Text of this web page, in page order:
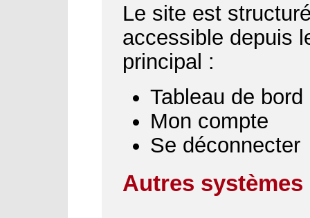
Le site est
accessible depuis
principal :
Tableau de bord
Mon compte
Se déconnecter
Autres